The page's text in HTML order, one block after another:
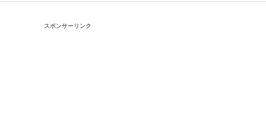
スポンサーリンク